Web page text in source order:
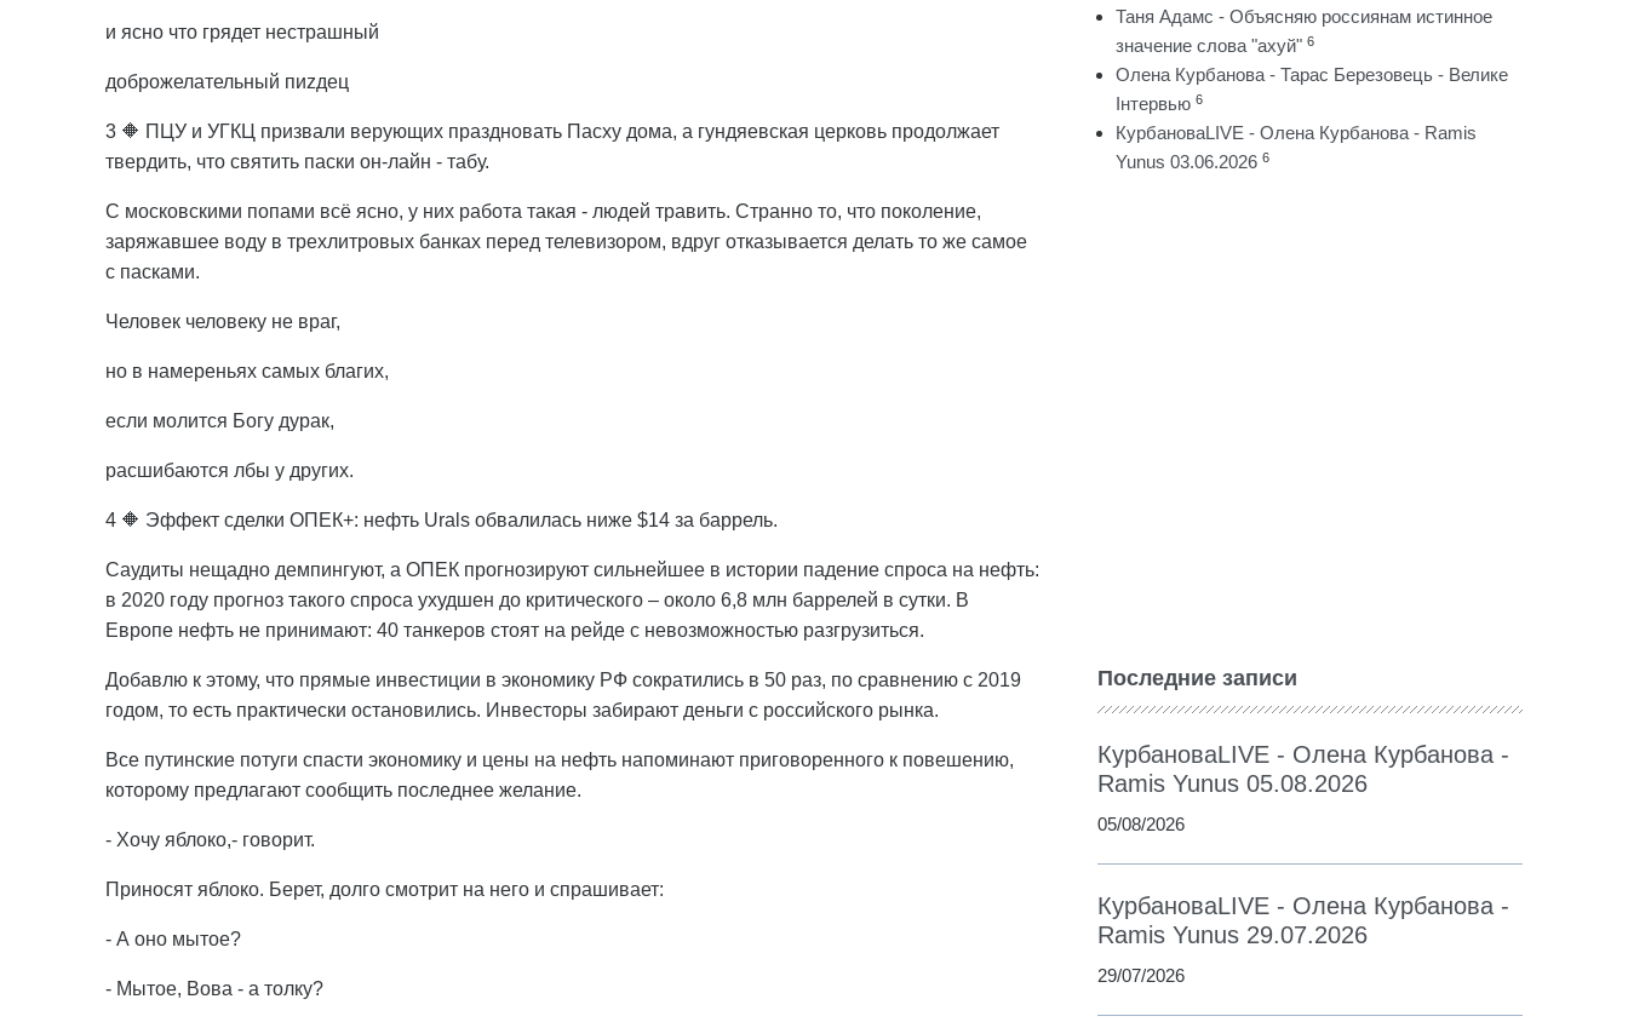
и ясно что грядет нестрашный
доброжелательный пиzдец
3 🔶 ПЦУ и УГКЦ призвали верующих праздновать Пасху дома, а гундяевская церковь продолжает
твердить, что святить паски он-лайн - табу.
С московскими попами всё ясно, у них работа такая - людей травить. Странно то, что поколение,
заряжавшее воду в трехлитровых банках перед телевизором, вдруг отказывается делать то же самое
с пасками.
Человек человеку не враг,
но в намереньях самых благих,
если молится Богу дурак,
расшибаются лбы у других.
4 🔶 Эффект сделки ОПЕК+: нефть Urals обвалилась ниже $14 за баррель.
Саудиты нещадно демпингуют, а ОПЕК прогнозируют сильнейшее в истории падение спроса на нефть:
в 2020 году прогноз такого спроса ухудшен до критического – около 6,8 млн баррелей в сутки. В
Европе нефть не принимают: 40 танкеров стоят на рейде с невозможностью разгрузиться.
Добавлю к этому, что прямые инвестиции в экономику РФ сократились в 50 раз, по сравнению с 2019
годом, то есть практически остановились. Инвесторы забирают деньги с российского рынка.
Все путинские потуги спасти экономику и цены на нефть напоминают приговоренного к повешению,
которому предлагают сообщить последнее желание.
- Хочу яблоко,- говорит.
Приносят яблоко. Берет, долго смотрит на него и спрашивает:
- А оно мытое?
- Мытое, Вова - а толку?
Таня Адамс - Объясняю россиянам истинное
значение слова "ахуй" 6
Олена Курбанова - Тарас Березовець - Велике
Інтервью 6
КурбановаLIVE - Олена Курбанова - Ramis
Yunus 03.06.2026 6
Последние записи
КурбановаLIVE - Олена Курбанова -
Ramis Yunus 05.08.2026
05/08/2026
КурбановаLIVE - Олена Курбанова -
Ramis Yunus 29.07.2026
29/07/2026